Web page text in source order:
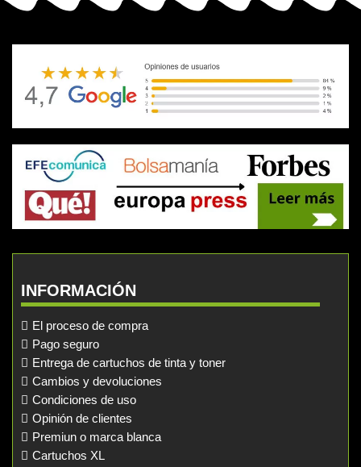
INFORMACIÓN
El proceso de compra
Pago seguro
Entrega de cartuchos de tinta y toner
Cambios y devoluciones
Condiciones de uso
Opinión de clientes
Premiun o marca blanca
Cartuchos XL